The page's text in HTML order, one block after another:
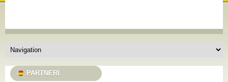
PARTNERI